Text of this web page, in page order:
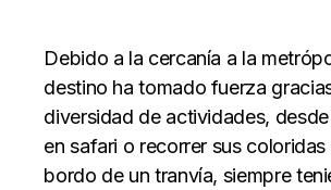
Debido a la cercanía a la
destino ha tomado fuerza
diversidad de actividades,
en safari o recorrer sus coloridas
bordo de un tranvía, siempre